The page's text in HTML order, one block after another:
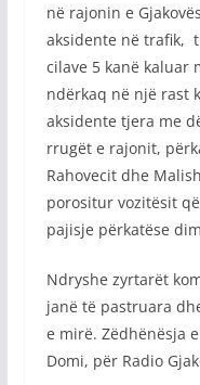
në rajonin e
aksidente në trafik,
cilave 5 kanë kaluar
ndërkaq në një rast
aksidente tjera me
rrugët e rajonit,
Rahovecit dhe
porositur vozitësit
pajisje përkatëse
Ndryshe zyrtarët
janë të pastruara
e mirë. Zëdhënësja
Domi, për Radio